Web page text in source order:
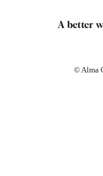
A better
© Alma